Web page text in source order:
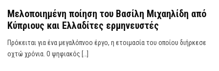
Μελοποιημένη ποίηση του Βασίλη Μιχαηλίδη από
Κύπριους και Ελλαδίτες ερμηνευστές
Πρόκειται για ένα μεγαλόπνοο έργο, η ετοιμασία του οποίου διήρκεσε
οχτώ χρόνια. Ο ψηφιακός […]